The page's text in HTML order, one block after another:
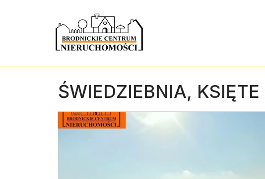
ŚWIEDZIEBNIA, KSIĘTE
+